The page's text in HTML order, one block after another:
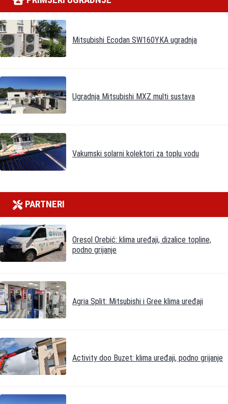
Mitsubishi Ecodan SW160YKA ugradnja
Ugradnja Mitsubishi MXZ multi sustava
Vakumski solarni kolektori za toplu vodu
PARTNERI
Oresol Orebić: klima uređaji, dizalice topline,
podno grijanje
Agria Split: Mitsubishi i Gree klima uređaji
Activity doo Buzet: klima uređaji, podno grijanje